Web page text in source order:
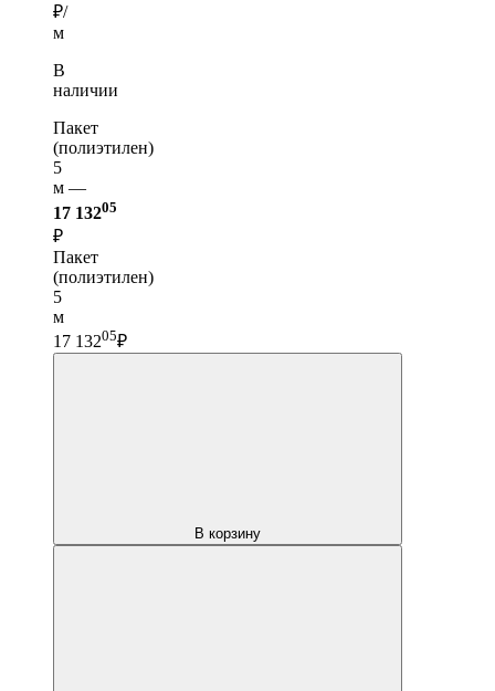
₽/
м
В
наличии
Пакет
(полиэтилен)
5
м —
17 13205
₽
Пакет
(полиэтилен)
5
м
17 13205₽
В корзину